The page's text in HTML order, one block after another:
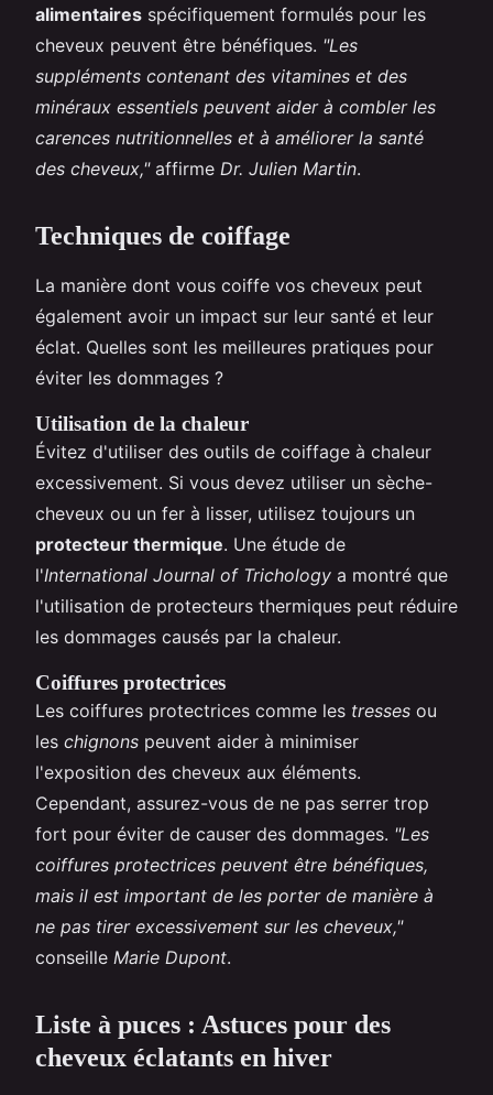
alimentaires spécifiquement formulés pour les
cheveux peuvent être bénéfiques. "Les
suppléments contenant des vitamines et des
minéraux essentiels peuvent aider à combler les
carences nutritionnelles et à améliorer la santé
des cheveux,"affirme Dr. Julien Martin.
Techniques de coiffage
La manière dont vous coiffe vos cheveux peut
également avoir un impact sur leur santé et leur
éclat. Quelles sont les meilleures pratiques pour
éviter les dommages ?
Utilisation de la chaleur
Évitez d'utiliser des outils de coiffage à chaleur
excessivement. Si vous devez utiliser un sèche-
cheveux ou un fer à lisser, utilisez toujours un
protecteur thermique. Une étude de
l'International Journal of Trichology a montré que
l'utilisation de protecteurs thermiques peut réduire
les dommages causés par la chaleur.
Coiffures protectrices
Les coiffures protectrices comme les tresses ou
les chignons peuvent aider à minimiser
l'exposition des cheveux aux éléments.
Cependant, assurez-vous de ne pas serrer trop
fort pour éviter de causer des dommages. "Les
coiffures protectrices peuvent être bénéfiques,
mais il est important de les porter de manière à
ne pas tirer excessivement sur les cheveux,"
conseille Marie Dupont.
Liste à puces : Astuces pour des
cheveux éclatants en hiver